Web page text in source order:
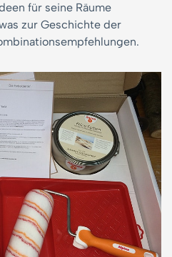
für seine Räume
zur Geschichte der